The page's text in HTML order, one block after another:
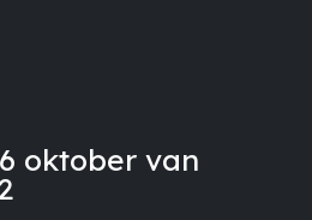
oktober van